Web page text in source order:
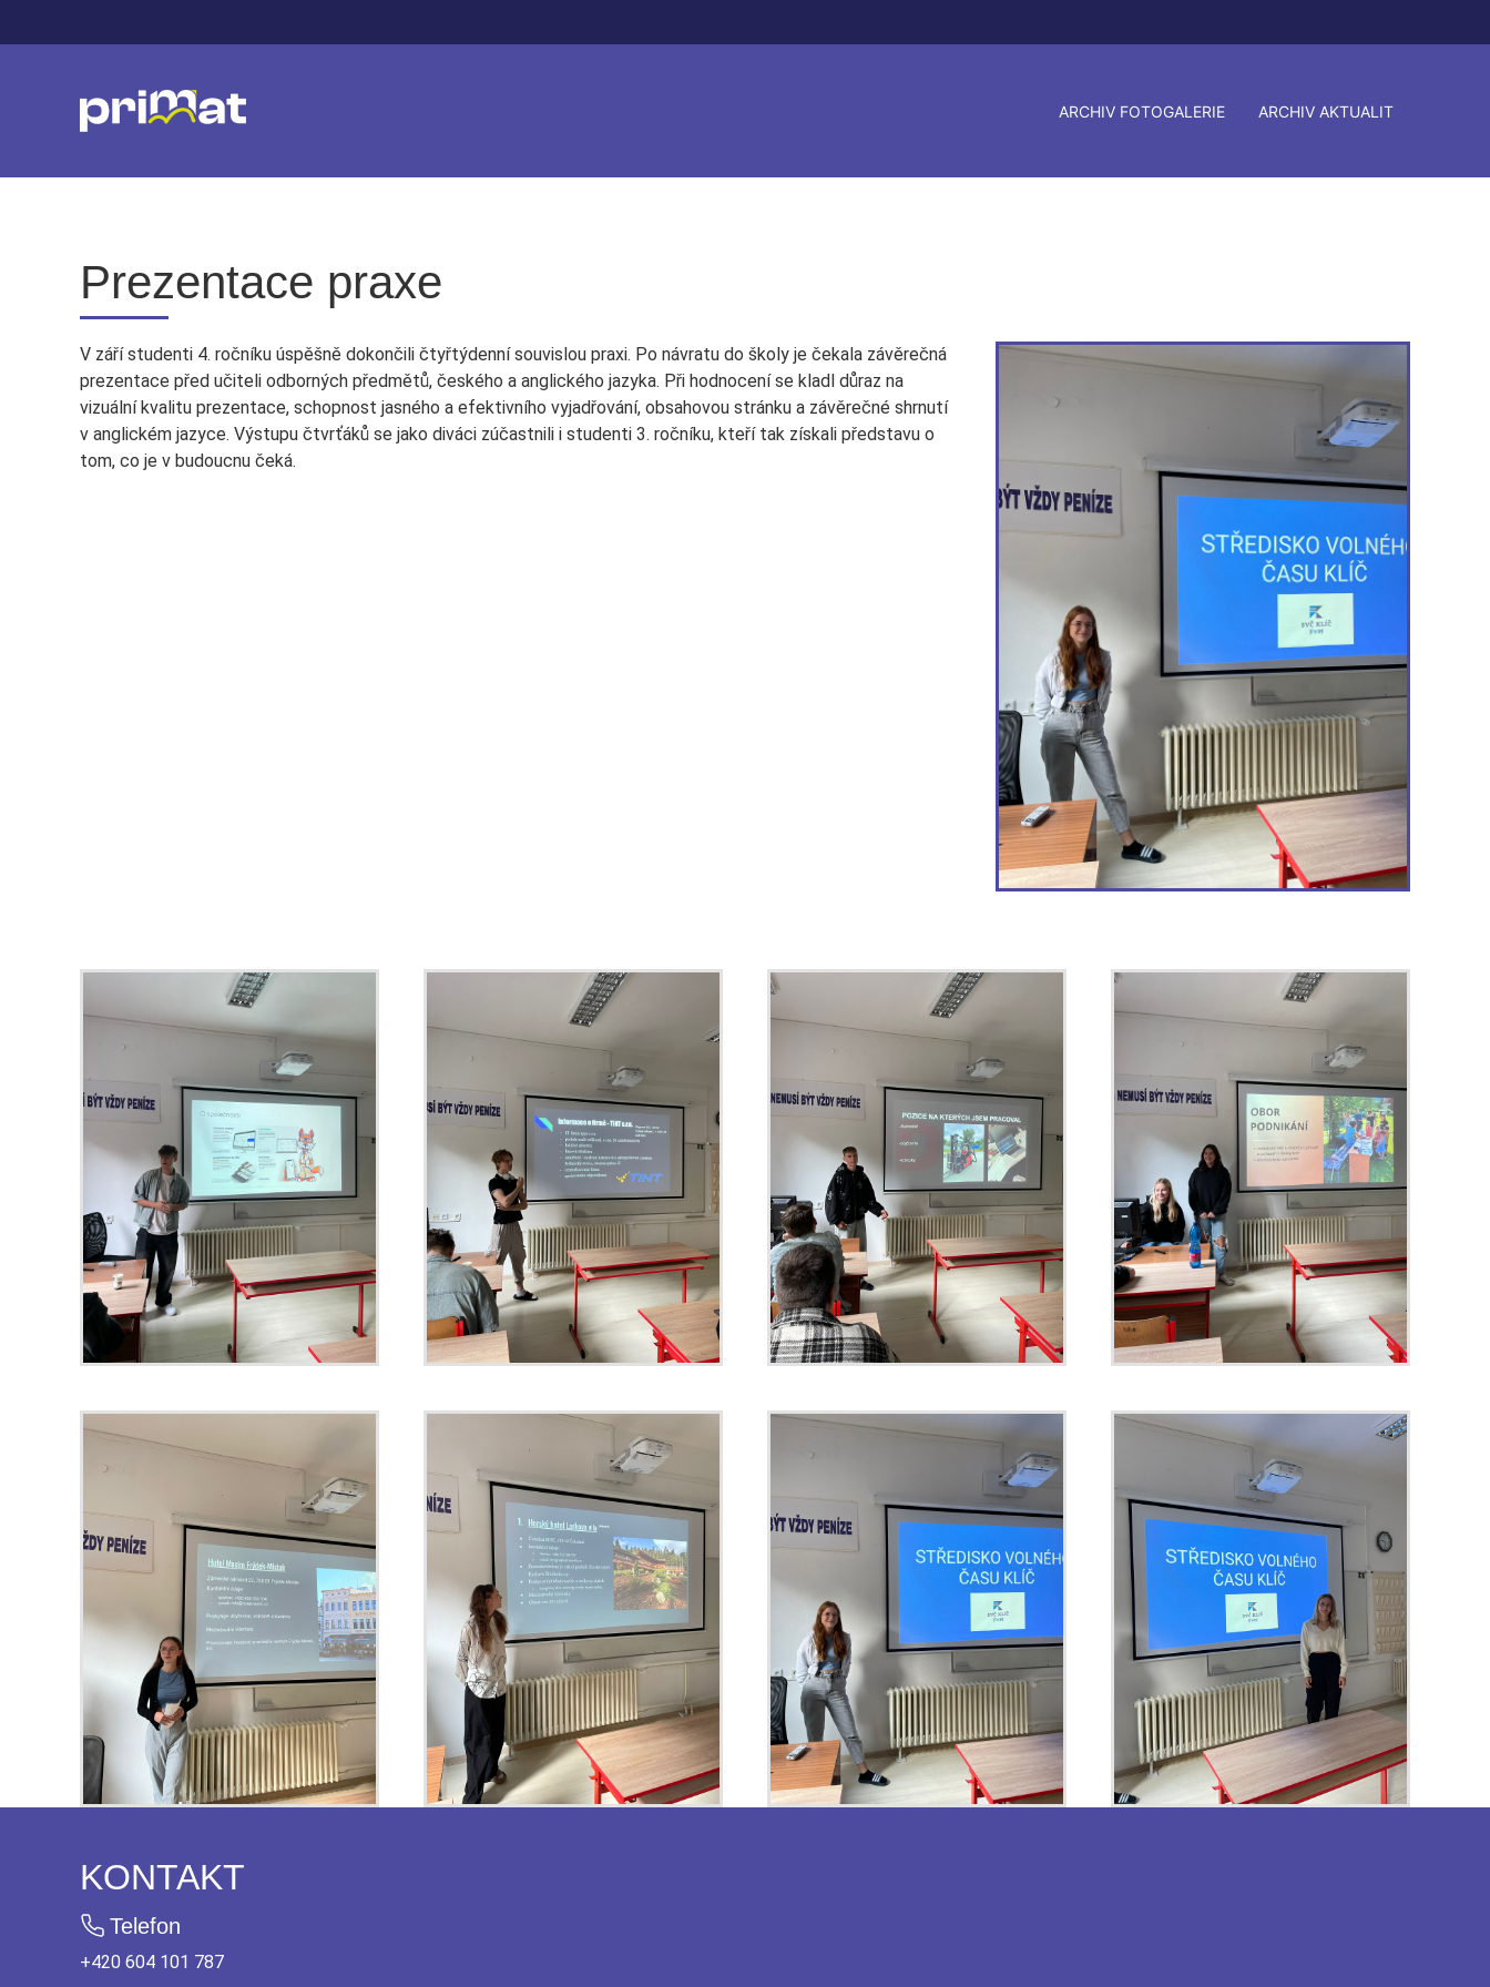
ARCHIV FOTOGALERIE ARCHIV AKTUALIT
Prezentace praxe
V září studenti 4. ročníku úspěšně dokončili čtyřtýdenní souvislou praxi. Po návratu do školy je čekala závěrečná
prezentace před učiteli odborných předmětů, českého a anglického jazyka. Při hodnocení se kladl důraz na
vizuální kvalitu prezentace, schopnost jasného a efektivního vyjadřování, obsahovou stránku a závěrečné shrnutí
v anglickém jazyce. Výstupu čtvrťáků se jako diváci zúčastnili i studenti 3. ročníku, kteří tak získali představu o
tom, co je v budoucnu čeká.
KONTAKT
Telefon
+420 604 101 787